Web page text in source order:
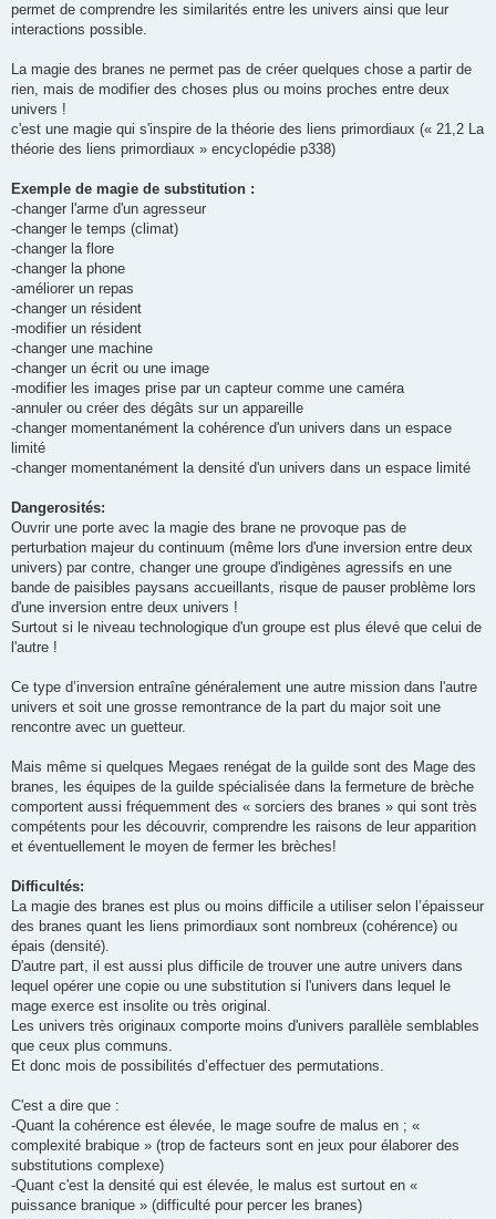
permet de comprendre les similarités entre les univers ainsi que leur
interactions possible.
La magie des branes ne permet pas de créer quelques chose a partir de
rien, mais de modifier des choses plus ou moins proches entre deux
univers !
c'est une magie qui s'inspire de la théorie des liens primordiaux (« 21,2 La
théorie des liens primordiaux » encyclopédie p338)
Exemple de magie de substitution :
-changer l'arme d'un agresseur
-changer le temps (climat)
-changer la flore
-changer la phone
-améliorer un repas
-changer un résident
-modifier un résident
-changer une machine
-changer un écrit ou une image
-modifier les images prise par un capteur comme une caméra
-annuler ou créer des dégâts sur un appareille
-changer momentanément la cohérence d'un univers dans un espace
limité
-changer momentanément la densité d'un univers dans un espace limité
Dangerosités:
Ouvrir une porte avec la magie des brane ne provoque pas de
perturbation majeur du continuum (même lors d'une inversion entre deux
univers) par contre, changer une groupe d'indigènes agressifs en une
bande de paisibles paysans accueillants, risque de pauser problème lors
d'une inversion entre deux univers !
Surtout si le niveau technologique d'un groupe est plus élevé que celui de
l'autre !
Ce type d’inversion entraîne généralement une autre mission dans l'autre
univers et soit une grosse remontrance de la part du major soit une
rencontre avec un guetteur.
Mais même si quelques Megaes renégat de la guilde sont des Mage des
branes, les équipes de la guilde spécialisée dans la fermeture de brèche
comportent aussi fréquemment des « sorciers des branes » qui sont très
compétents pour les découvrir, comprendre les raisons de leur apparition
et éventuellement le moyen de fermer les brèches!
Difficultés:
La magie des branes est plus ou moins difficile a utiliser selon l’épaisseur
des branes quant les liens primordiaux sont nombreux (cohérence) ou
épais (densité).
D'autre part, il est aussi plus difficile de trouver une autre univers dans
lequel opérer une copie ou une substitution si l'univers dans lequel le
mage exerce est insolite ou très original.
Les univers très originaux comporte moins d'univers parallèle semblables
que ceux plus communs.
Et donc mois de possibilités d’effectuer des permutations.
C'est a dire que :
-Quant la cohérence est élevée, le mage soufre de malus en ; «
complexité brabique » (trop de facteurs sont en jeux pour élaborer des
substitutions complexe)
-Quant c'est la densité qui est élevée, le malus est surtout en «
puissance branique » (difficulté pour percer les branes)